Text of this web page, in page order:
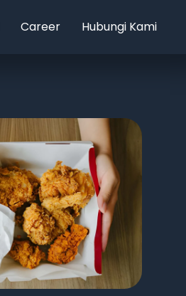
Career Hubungi Kami